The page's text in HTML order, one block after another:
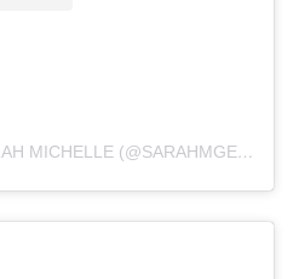
A POST SHARED BY SARAH MICHELLE (@SARAHMGELLAR)